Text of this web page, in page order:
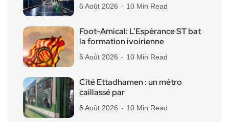
6 Août 2026 10 Min Read
Foot-Amical: L’Espérance ST bat
la formation ivoirienne
6 Août 2026 10 Min Read
Cité Ettadhamen : un métro
caillassé par
6 Août 2026 10 Min Read